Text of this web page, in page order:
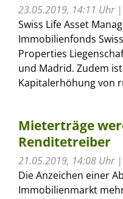
23.05.2019, 14:11 Uhr
Swiss Life Asset
Immobilienfonds
Properties
und Madrid. Zudem
Kapitalerhöhung von
Mieterträge
Renditetreiber
21.05.2019, 14:08 Uhr
Die Anzeichen einer
Immobilienmarkt